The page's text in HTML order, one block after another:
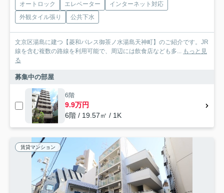
オートロック エレベーター
インターネット対応
外観タイル張り
公共下水
文京区湯島に建つ【菱和パレス御茶ノ水湯島天神町】のご紹介です。JR
線を含む複数の路線を利用可能で、周辺には飲食店なども多... もっと見
る
募集中の部屋
6階
9.9万円
6階 / 19.57㎡ / 1K
賃貸マンション